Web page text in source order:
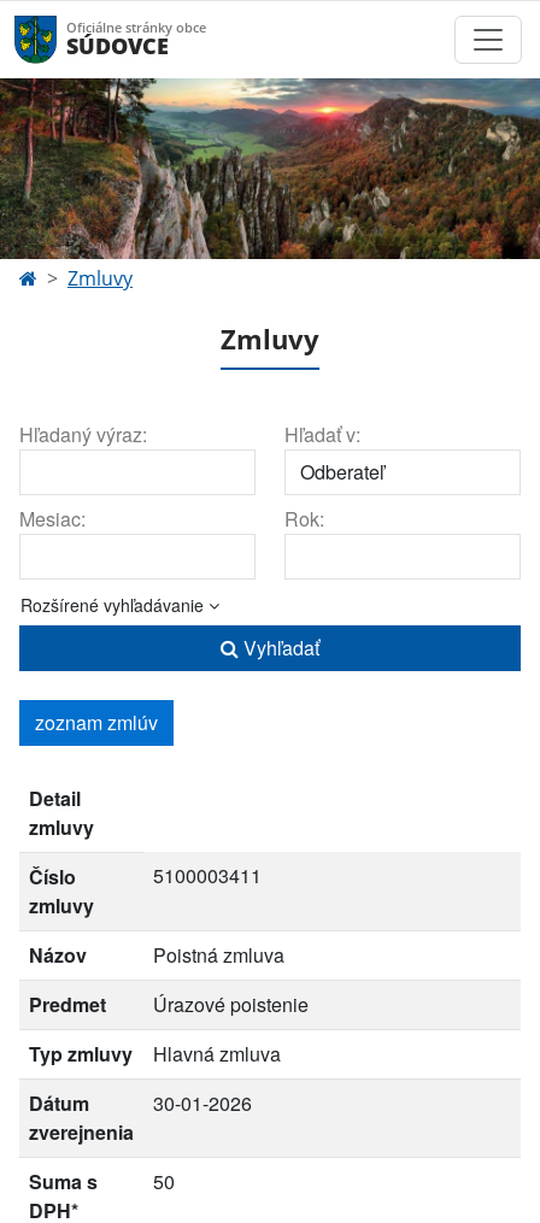
Oficiálne stránky obce
SÚDOVCE
Zmluvy
Zmluvy
Hľadaný výraz: Hľadať v:
Mesiac: Rok:
Rozšírené vyhľadávanie
Vyhľadať
zoznam zmlúv
Detail
zmluvy
Číslo
zmluvy
5100003411
Názov
Poistná zmluva
Predmet
Úrazové poistenie
Typ zmluvy
Hlavná zmluva
Dátum
zverejnenia
30-01-2026
Suma s
DPH*
50